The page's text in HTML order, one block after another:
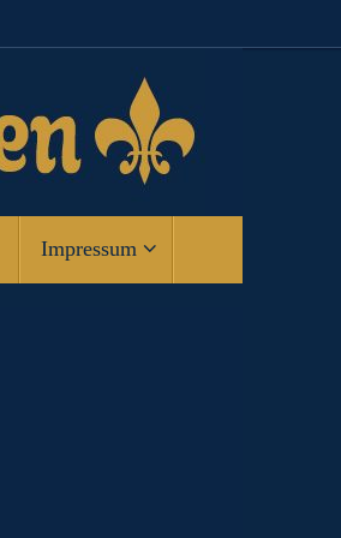
Impressum